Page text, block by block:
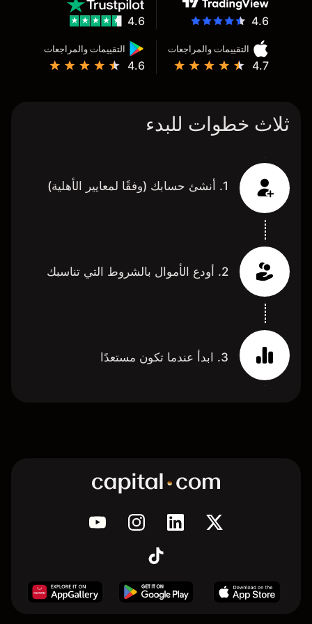
4.6
التقييمات والمراجعات
4.7
التقييمات والمراجعات
4.6
4.6
ثلاث خطوات للبدء
1. أنشئ حسابك (وفقًا لمعايير الأهلية)
2. أودع الأموال بالشروط التي تناسبك
3. ابدأ عندما تكون مستعدًا